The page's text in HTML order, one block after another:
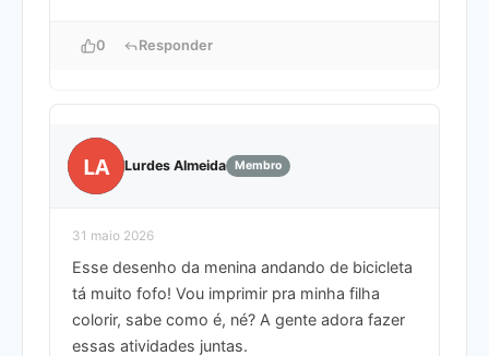
0 Responder
LA Lurdes Almeida Membro
31 maio 2026
Esse desenho da menina andando de bicicleta
tá muito fofo! Vou imprimir pra minha filha
colorir, sabe como é, né? A gente adora fazer
essas atividades juntas.